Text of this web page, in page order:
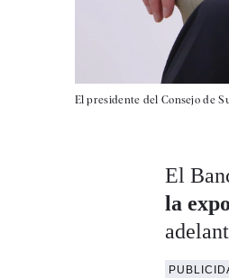
El presidente del Consejo de
El
la